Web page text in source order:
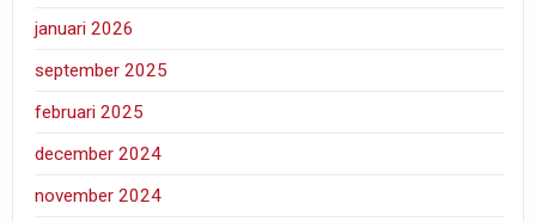
januari 2026
september 2025
februari 2025
december 2024
november 2024